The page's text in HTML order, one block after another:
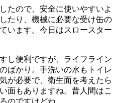
たので、安全に使いやすいよ
たり、機械に必要な受け缶の
います。今日はスロースター
し便利ですが、ライフライン
ばかり。手洗いの水もトイレ
が必要で、衛生面を考えたら
面もありますね。昔人間はこ
のですけどね。